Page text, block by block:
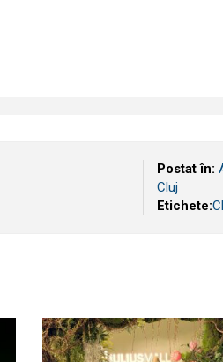
Postat în:
Cluj
Etichete: